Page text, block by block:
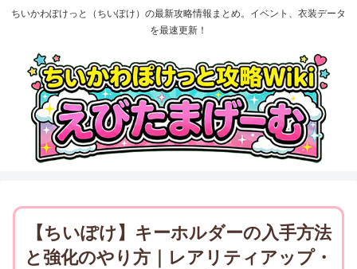
ちいかわぽけっと（ちいぽけ）の最新攻略情報まとめ。イベント、衣装データ
を最速更新！
【ちいぽけ】キーホルダーの入手方法
と強化のやり方｜レアリティアップ・